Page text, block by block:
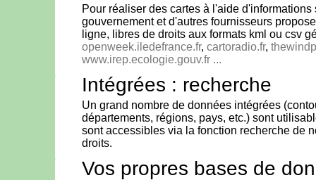
Pour réaliser des cartes à l'aide
gouvernement et d'autres fournisseurs
ligne, libres de droits aux formats kml ou csv
openweek.iledefrance.fr, cartoradio.fr,
www.irep.ecologie.gouv.fr ...
Intégrées : recherche
Un grand nombre de données intégrées
départements, régions, pays, etc.) sont
sont accessibles via la fonction recherche de
droits.
Vos propres bases de